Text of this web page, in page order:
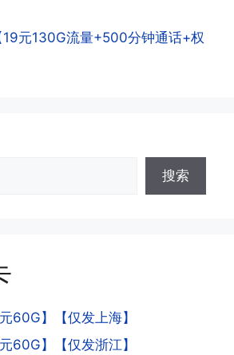
话费是否正常到账;如果未
48小时后，再刷新app即
正常现象，属于刚激活到账
话费和流量会在72小时之内
对首月才会延迟到账，次月起
账，次月就会全额到账，留
间，避免在未到账之前使用
会不会影响我的信誉?
交注销后号码就会自动回
专业设备插手机卡打的，所
槽换设备。所以基于这些特
为，就会让你二次认证。二
证明你本人在使用这张卡。
19元130G流量+500分钟通话+权
搜索
60G】【仅发上海】
60G】【仅发浙江】